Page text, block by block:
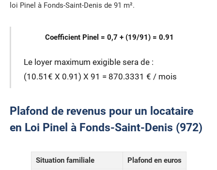
loi Pinel à Fonds-Saint-Denis de 91 m².
Coefficient Pinel = 0,7 + (19/91) = 0.91
Le loyer maximum exigible sera de :
(10.51€ X 0.91) X 91 = 870.3331 € / mois
Plafond de revenus pour un locataire
en Loi Pinel à Fonds-Saint-Denis (972)
Situation familiale
Plafond en euros